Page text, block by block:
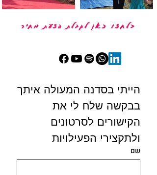
<לחצו כאן לקבלת הצעת מחיר
הייתי בסדנה המעולה איתך
ולתקצירי הפעילויות
שם